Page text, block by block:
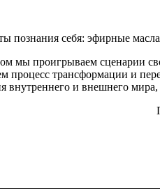
познания себя: эфирные
мы проигрываем сценарии
процесс трансформации и
внутреннего и внешнего